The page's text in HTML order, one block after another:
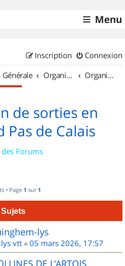
Menu
Connexion
Inscription
Générale Organisation de sorties & Recherche de partenaires Organisation de sorties en région Nord Pas de Calais
de sorties en
Pas de Calais
Forums
• Page 1 sur 1
Sujets
lys
lys vtt « 05 mars 2026, 17:57
DE L'ARTOIS